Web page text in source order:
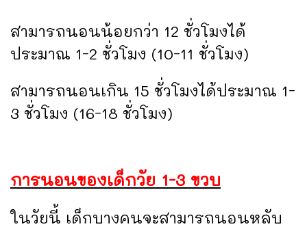
สามารถนอนน้อยกว่า 12 ชั่วโมงได้
ประมาณ 1-2 ชั่วโมง (10-11 ชั่วโมง)
สามารถนอนเกิน 15 ชั่วโมงได้ประมาณ 1-
3 ชั่วโมง (16-18 ชั่วโมง)
การนอนของเด็กวัย 1-3 ขวบ
ในวัยนี้ เด็กบางคนจะสามารถนอนหลับ